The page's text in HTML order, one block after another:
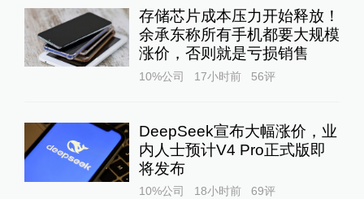
存储芯片成本压力开始释放！
余承东称所有手机都要大规模
涨价，否则就是亏损销售
10%公司 17小时前 56评
DeepSeek宣布大幅涨价，业
内人士预计V4 Pro正式版即
将发布
10%公司 18小时前 69评